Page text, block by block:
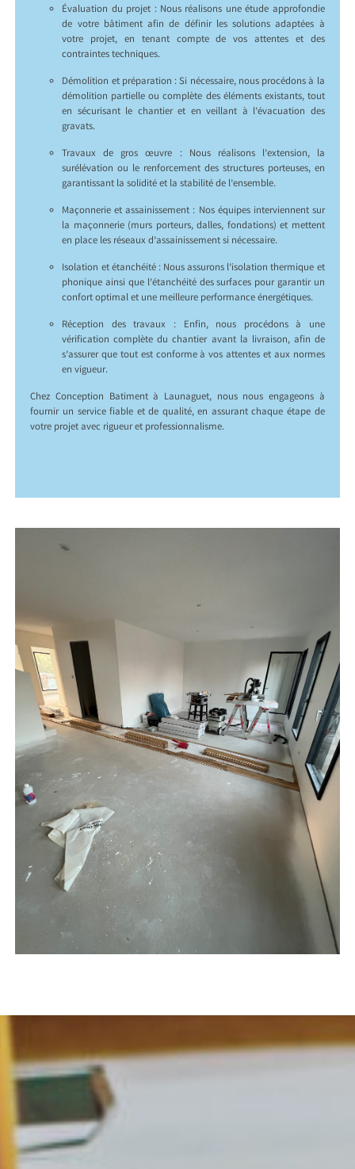
Évaluation du projet : Nous réalisons une étude approfondie
de votre bâtiment afin de définir les solutions adaptées à
votre projet, en tenant compte de vos attentes et des
contraintes techniques.
Démolition et préparation : Si nécessaire, nous procédons à la
démolition partielle ou complète des éléments existants, tout
en sécurisant le chantier et en veillant à l’évacuation des
gravats.
Travaux de gros œuvre : Nous réalisons l’extension, la
surélévation ou le renforcement des structures porteuses, en
garantissant la solidité et la stabilité de l’ensemble.
Maçonnerie et assainissement : Nos équipes interviennent sur
la maçonnerie (murs porteurs, dalles, fondations) et mettent
en place les réseaux d’assainissement si nécessaire.
Isolation et étanchéité : Nous assurons l’isolation thermique et
phonique ainsi que l’étanchéité des surfaces pour garantir un
confort optimal et une meilleure performance énergétiques.
Réception des travaux : Enfin, nous procédons à une
vérification complète du chantier avant la livraison, afin de
s’assurer que tout est conforme à vos attentes et aux normes
en vigueur.
Chez Conception Batiment à Launaguet, nous nous engageons à
fournir un service fiable et de qualité, en assurant chaque étape de
votre projet avec rigueur et professionnalisme.